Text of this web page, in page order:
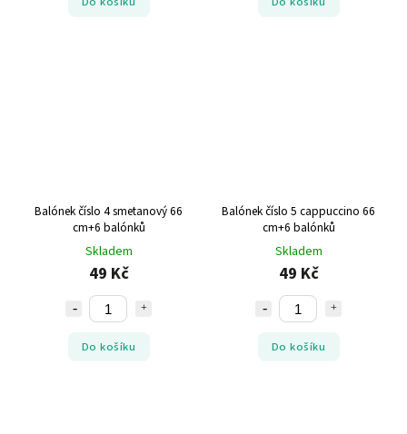
Balónek číslo 4 smetanový 66
cm+6 balónků
Skladem
49 Kč
Do košíku
Balónek číslo 5 cappuccino 66
cm+6 balónků
Skladem
49 Kč
Do košíku